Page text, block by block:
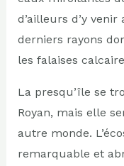
d’ailleurs d’y
derniers rayons
les falaises
La presqu’île se
Royan, mais elle
autre monde.
remarquable et